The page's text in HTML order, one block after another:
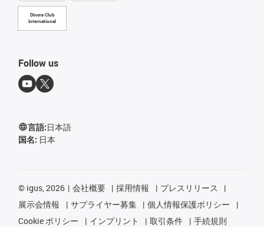
Diners Club
International
Follow us
言語:日本語
国名: 日本
© igus, 2026 会社概要 採用情報
プレスリリース
展示会情報
サプライヤー募集
個人情報保護ポリシー
Cookie ポリシー
インプリント 取引条件 手続規則